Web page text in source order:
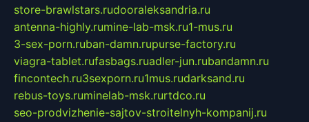
store-brawlstars.rudooraleksandria.ru
antenna-highly.rumine-lab-msk.ru1-mus.ru
3-sex-porn.ruban-damn.rupurse-factory.ru
viagra-tablet.rufasbags.ruadler-jun.rubandamn.ru
fincontech.ru3sexporn.ru1mus.rudarksand.ru
rebus-toys.ruminelab-msk.rurtdco.ru
seo-prodvizhenie-sajtov-stroitelnyh-kompanij.ru